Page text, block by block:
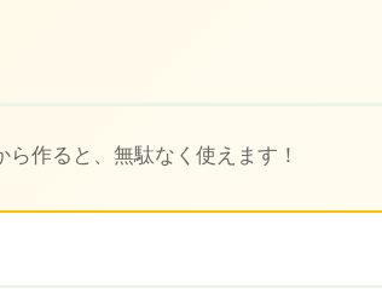
作ると、無駄なく使えます！